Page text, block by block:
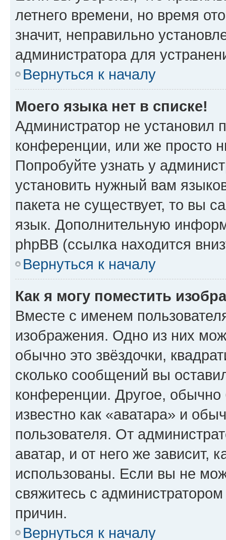
летнего времени, но время
значит, неправильно
администратора для
Вернуться к началу
Моего языка нет в списке!
Администратор не установил
конференции, или же просто
Попробуйте узнать у
установить нужный вам
пакета не существует, то вы
язык. Дополнительную
phpBB (ссылка находится
Вернуться к началу
Как я могу поместить
Вместе с именем
изображения. Одно из них
обычно это звёздочки,
сколько сообщений вы
конференции. Другое,
известно как «аватара» и
пользователя. От
аватар, и от него же зависит,
использованы. Если вы не
свяжитесь с
причин.
Вернуться к началу